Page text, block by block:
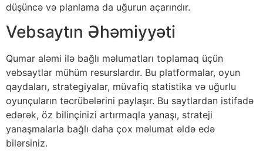
düşüncə və planlama da uğurun açarındır.
Vebsaytın Əhəmiyyəti
Qumar aləmi ilə bağlı məlumatları toplamaq üçün
vebsaytlar mühüm resurslardır. Bu platformalar, oyun
qaydaları, strategiyalar, müvafiq statistika və uğurlu
oyunçuların təcrübələrini paylaşır. Bu saytlardan istifadə
edərək, öz bilinçinizi artırmaqla yanaşı, strateji
yanaşmalarla bağlı daha çox məlumat əldə edə
bilərsiniz.